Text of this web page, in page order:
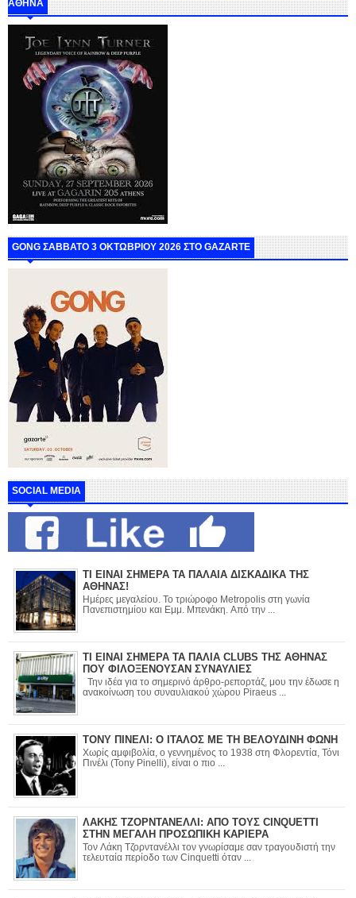
ΑΘΗΝΑ
GONG ΣΑΒΒΑΤΟ 3 ΟΚΤΩΒΡΙΟΥ 2026 ΣΤΟ GAZARTE
SOCIAL MEDIA
ΤΙ ΕΙΝΑΙ ΣΗΜΕΡΑ ΤΑ ΠΑΛΑΙΑ ΔΙΣΚΑΔΙΚΑ ΤΗΣ
ΑΘΗΝΑΣ!
Ημέρες μεγαλείου. Το τριώροφο Metropolis στη γωνία
Πανεπιστημίου και Εμμ. Μπενάκη. Από την ...
ΤΙ ΕΙΝΑΙ ΣΗΜΕΡΑ ΤΑ ΠΑΛΙΑ CLUBS ΤΗΣ ΑΘΗΝΑΣ
ΠΟΥ ΦΙΛΟΞΕΝΟΥΣΑΝ ΣΥΝΑΥΛΙΕΣ
Την ιδέα για το σημερινό άρθρο-ρεπορτάζ, μου την έδωσε η
ανακοίνωση του συναυλιακού χώρου Piraeus ...
ΤΟΝΥ ΠΙΝΕΛΙ: Ο ΙΤΑΛΟΣ ΜΕ ΤΗ ΒΕΛΟΥΔΙΝΗ ΦΩΝΗ
Χωρίς αμφιβολία, ο γεννημένος το 1938 στη Φλορεντία, Τόνι
Πινέλι (Tony Pinelli), είναι ο πιο ...
ΛΑΚΗΣ ΤΖΟΡΝΤΑΝΕΛΛΙ: ΑΠΟ ΤΟΥΣ CINQUETTI
ΣΤΗΝ ΜΕΓΑΛΗ ΠΡΟΣΩΠΙΚΗ ΚΑΡΙΕΡΑ
Τον Λάκη Τζορντανέλλι τον γνωρίσαμε σαν τραγουδιστή την
τελευταία περίοδο των Cinquetti όταν ...